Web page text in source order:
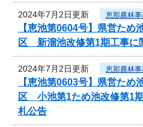
2024年7月2日更新 恵那農林
【恵池第0604号】県営た
区 新溜池改修第1期工事に
2024年7月2日更新 恵那農林
【恵池第0603号】県営た
区 小池第1ため池改修第1
札公告